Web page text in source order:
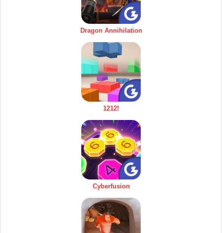
Dragon Annihilation
1212!
Cyberfusion